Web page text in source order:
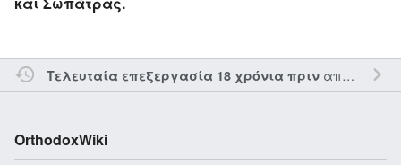
Τελευταία επεξεργασία 18 χρόνια πριναπό τον την
OrthodoxWiki